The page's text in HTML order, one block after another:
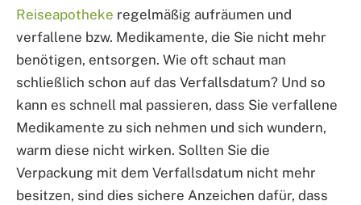
Reiseapotheke regelmäßig aufräumen und
verfallene bzw. Medikamente, die Sie nicht mehr
benötigen, entsorgen. Wie oft schaut man
schließlich schon auf das Verfallsdatum? Und so
kann es schnell mal passieren, dass Sie verfallene
Medikamente zu sich nehmen und sich wundern,
warm diese nicht wirken. Sollten Sie die
Verpackung mit dem Verfallsdatum nicht mehr
besitzen, sind dies sichere Anzeichen dafür, dass